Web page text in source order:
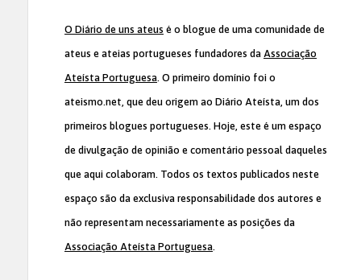
O Diário de uns ateus é o blogue de uma comunidade de
ateus e ateias portugueses fundadores da Associação
Ateísta Portuguesa. O primeiro domínio foi o
ateismo.net, que deu origem ao Diário Ateísta, um dos
primeiros blogues portugueses. Hoje, este é um espaço
de divulgação de opinião e comentário pessoal daqueles
que aqui colaboram. Todos os textos publicados neste
espaço são da exclusiva responsabilidade dos autores e
não representam necessariamente as posições da
Associação Ateísta Portuguesa.